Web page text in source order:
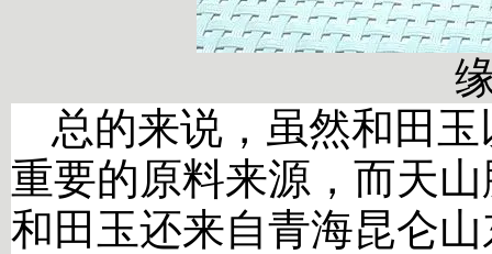
总的来说，虽然和田
重要的原料来源，而天
和田玉还来自青海昆仑